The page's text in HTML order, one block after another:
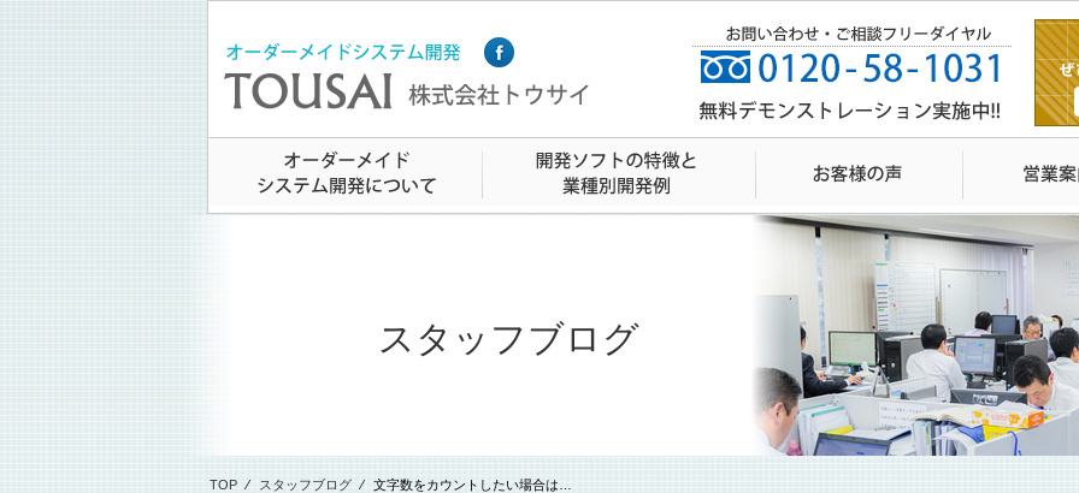
スタッフブログ
TOP ⁄ スタッフブログ ⁄ 文字数をカウントしたい場合は…